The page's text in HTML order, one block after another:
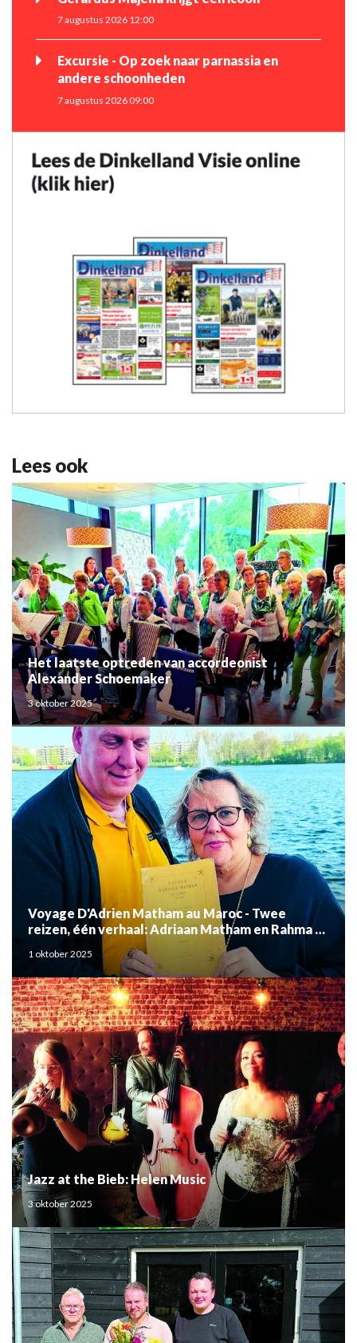
7 augustus 2026 12:00
Excursie - Op zoek naar parnassia en
andere schoonheden
7 augustus 2026 09:00
Lees ook
Het laatste optreden van accordeonist
Alexander Schoemaker
3 oktober 2025
Voyage D'Adrien Matham au Maroc - Twee
reizen, één verhaal: Adriaan Matham en Rahma el
Mouden
1 oktober 2025
Jazz at the Bieb: Helen Music
3 oktober 2025